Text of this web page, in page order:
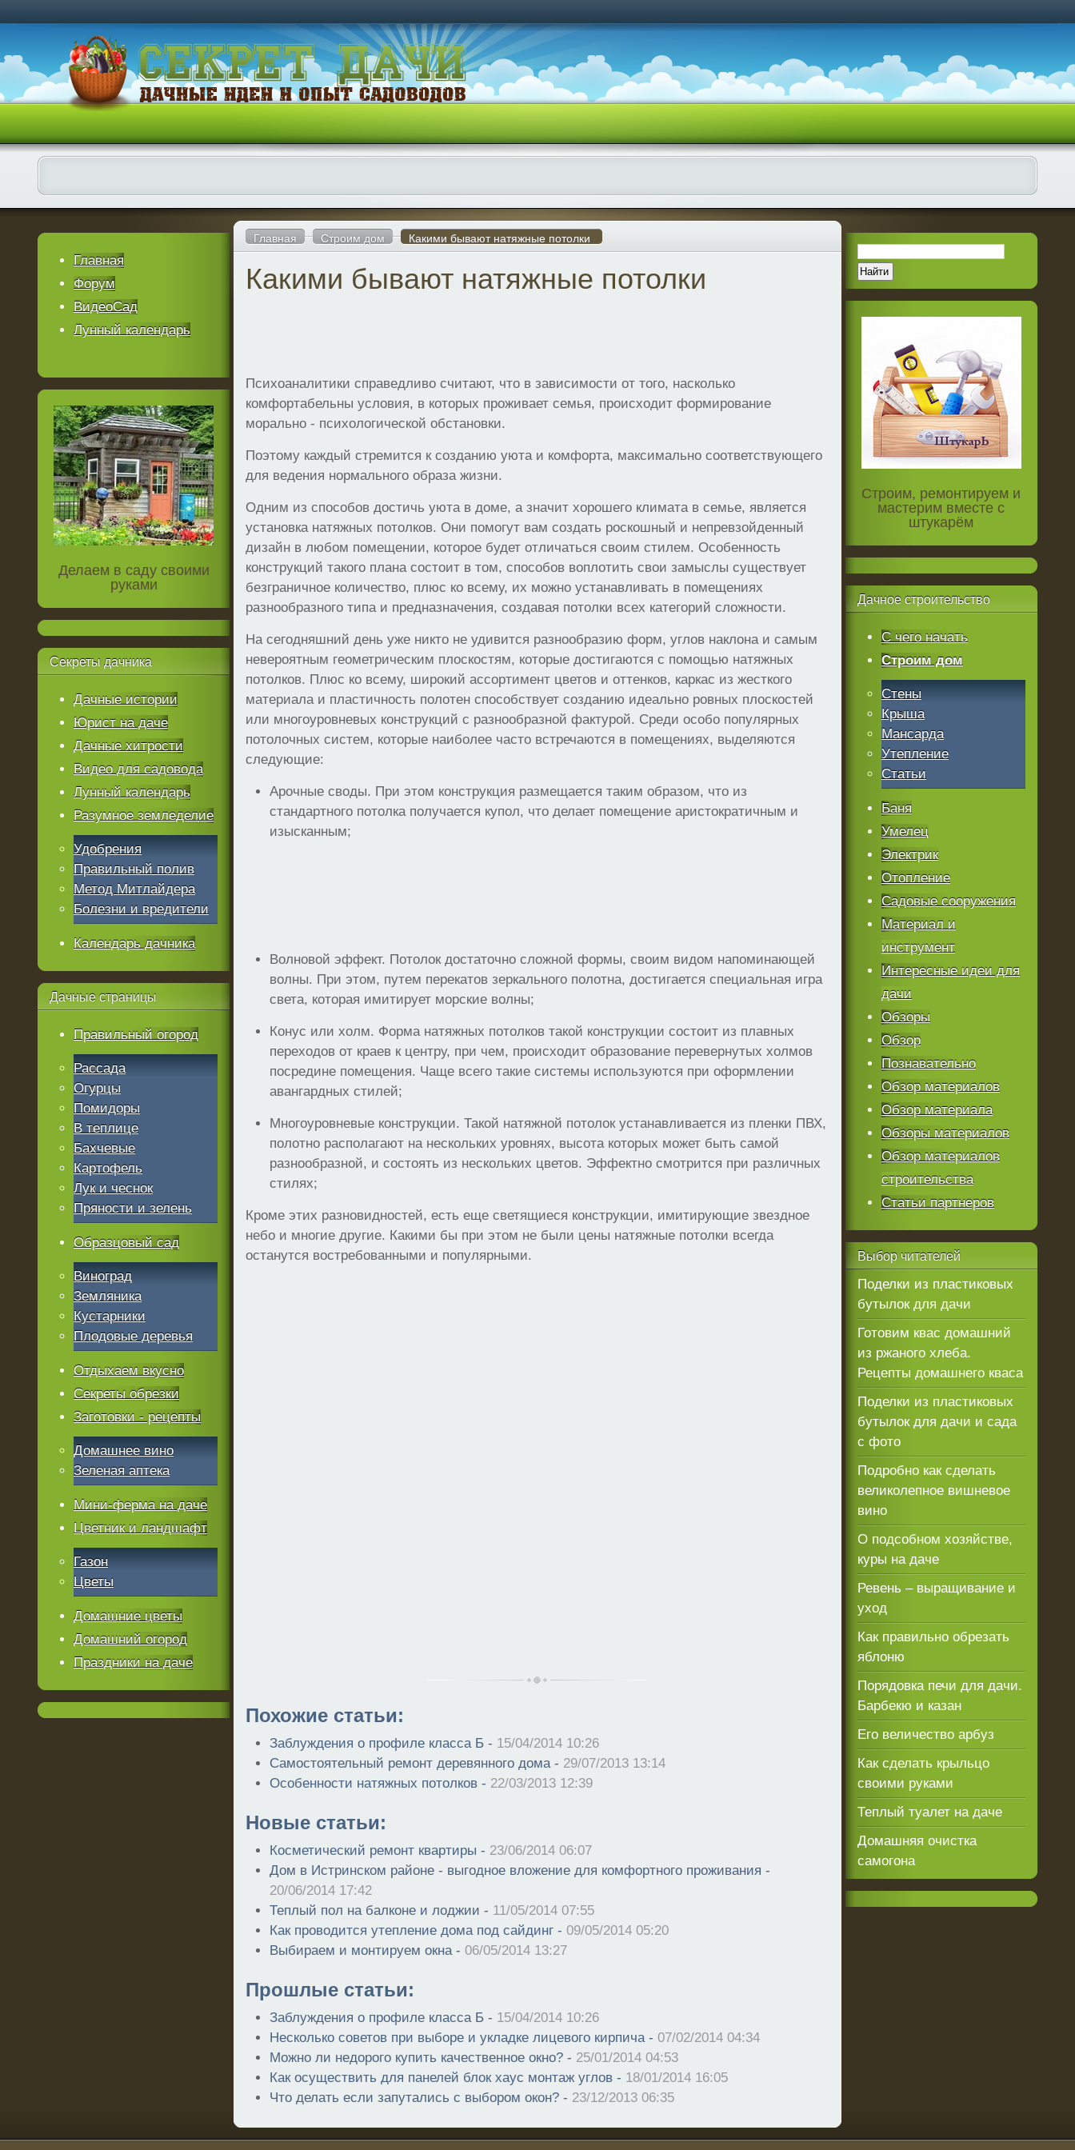
Главная Строим дом Какими бывают натяжные потолки
Какими бывают натяжные потолки
Психоаналитики справедливо считают, что в зависимости от того, насколько
комфортабельны условия, в которых проживает семья, происходит формирование
морально - психологической обстановки.
Поэтому каждый стремится к созданию уюта и комфорта, максимально соответствующего
для ведения нормального образа жизни.
Одним из способов достичь уюта в доме, а значит хорошего климата в семье, является
установка натяжных потолков. Они помогут вам создать роскошный и непревзойденный
дизайн в любом помещении, которое будет отличаться своим стилем. Особенность
конструкций такого плана состоит в том, способов воплотить свои замыслы существует
безграничное количество, плюс ко всему, их можно устанавливать в помещениях
разнообразного типа и предназначения, создавая потолки всех категорий сложности.
На сегодняшний день уже никто не удивится разнообразию форм, углов наклона и самым
невероятным геометрическим плоскостям, которые достигаются с помощью натяжных
потолков. Плюс ко всему, широкий ассортимент цветов и оттенков, каркас из жесткого
материала и пластичность полотен способствует созданию идеально ровных плоскостей
или многоуровневых конструкций с разнообразной фактурой. Среди особо популярных
потолочных систем, которые наиболее часто встречаются в помещениях, выделяются
следующие:
Арочные своды. При этом конструкция размещается таким образом, что из
стандартного потолка получается купол, что делает помещение аристократичным и
изысканным;
Волновой эффект. Потолок достаточно сложной формы, своим видом напоминающей
волны. При этом, путем перекатов зеркального полотна, достигается специальная игра
света, которая имитирует морские волны;
Конус или холм. Форма натяжных потолков такой конструкции состоит из плавных
переходов от краев к центру, при чем, происходит образование перевернутых холмов
посредине помещения. Чаще всего такие системы используются при оформлении
авангардных стилей;
Многоуровневые конструкции. Такой натяжной потолок устанавливается из пленки ПВХ,
полотно располагают на нескольких уровнях, высота которых может быть самой
разнообразной, и состоять из нескольких цветов. Эффектно смотрится при различных
стилях;
Кроме этих разновидностей, есть еще светящиеся конструкции, имитирующие звездное
небо и многие другие. Какими бы при этом не были цены натяжные потолки всегда
останутся востребованными и популярными.
Похожие статьи:
Заблуждения о профиле класса Б - 15/04/2014 10:26
Самостоятельный ремонт деревянного дома - 29/07/2013 13:14
Особенности натяжных потолков - 22/03/2013 12:39
Новые статьи:
Косметический ремонт квартиры - 23/06/2014 06:07
Дом в Истринском районе - выгодное вложение для комфортного проживания -
20/06/2014 17:42
Теплый пол на балконе и лоджии - 11/05/2014 07:55
Как проводится утепление дома под сайдинг -09/05/2014 05:20
Выбираем и монтируем окна -06/05/2014 13:27
Прошлые статьи:
Заблуждения о профиле класса Б - 15/04/2014 10:26
Несколько советов при выборе и укладке лицевого кирпича -07/02/2014 04:34
Можно ли недорого купить качественное окно? - 25/01/2014 04:53
Как осуществить для панелей блок хаус монтаж углов - 18/01/2014 16:05
Что делать если запутались с выбором окон? - 23/12/2013 06:35
Главная
Форум
ВидеоСад
Лунный календарь
Делаем в саду своими
руками
Секреты дачника
Дачные истории
Юрист на даче
Дачные хитрости
Видео для садовода
Лунный календарь
Разумное земледелие
Удобрения
Правильный полив
Метод Митлайдера
Болезни и вредители
Календарь дачника
Дачные страницы
Правильный огород
Рассада
Огурцы
Помидоры
В теплице
Бахчевые
Картофель
Лук и чеснок
Пряности и зелень
Образцовый сад
Виноград
Земляника
Кустарники
Плодовые деревья
Отдыхаем вкусно
Секреты обрезки
Заготовки - рецепты
Домашнее вино
Зеленая аптека
Мини-ферма на даче
Цветник и ландшафт
Газон
Цветы
Домашние цветы
Домашний огород
Праздники на даче
Строим, ремонтируем и
мастерим вместе с
штукарём
Дачноестроительство
С чего начать
Строим дом
Стены
Крыша
Мансарда
Утепление
Статьи
Баня
Умелец
Электрик
Отопление
Садовые сооружения
Материал и
инструмент
Интересные идеи для
дачи
Обзоры
Обзор
Познавательно
Обзор материалов
Обзор материала
Обзоры материалов
Обзор материалов
строительства
Статьи партнеров
Выборчитателей
Поделки из пластиковых
бутылок для дачи
Готовим квас домашний
из ржаного хлеба.
Рецепты домашнего кваса
Поделки из пластиковых
бутылок для дачи и сада
с фото
Подробно как сделать
великолепное вишневое
вино
О подсобном хозяйстве,
куры на даче
Ревень – выращивание и
уход
Как правильно обрезать
яблоню
Порядовка печи для дачи.
Барбекю и казан
Его величество арбуз
Как сделать крыльцо
своими руками
Теплый туалет на даче
Домашняя очистка
самогона